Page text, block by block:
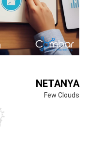
NETANYA
Few Clouds